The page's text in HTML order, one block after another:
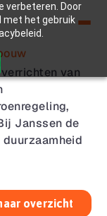
verbeteren. Door
met het gebruik
van
Janssen de
overzicht